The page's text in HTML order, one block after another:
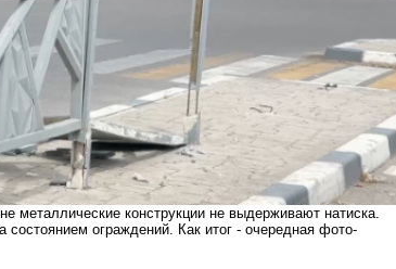
металлические конструкции не выдерживают натиска.
ограждений. Как итог - очередная фото-